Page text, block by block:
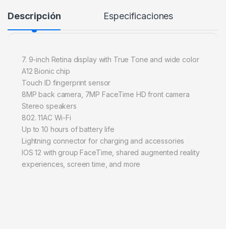
Descripción Especificaciones
7. 9-inch Retina display with True Tone and wide color
A12 Bionic chip
Touch ID fingerprint sensor
8MP back camera, 7MP FaceTime HD front camera
Stereo speakers
802. 11AC Wi-Fi
Up to 10 hours of battery life
Lightning connector for charging and accessories
IOS 12 with group FaceTime, shared augmented reality
experiences, screen time, and more